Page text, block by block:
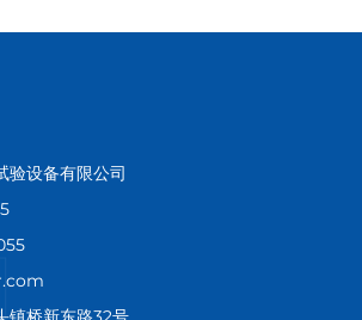
验设备有限公司